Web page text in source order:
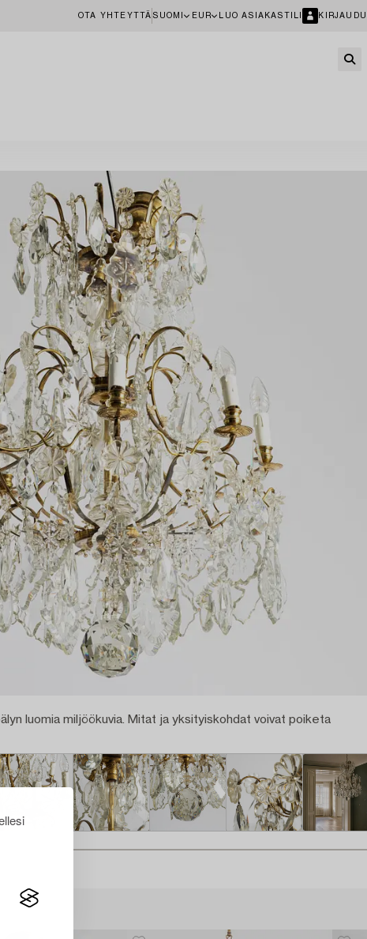
OTA YHTEYTTÄ SUOMI EUR LUO ASIAKASTILI KIRJAUDU
luomia miljöökuvia. Mitat ja yksityiskohdat voivat poiketa